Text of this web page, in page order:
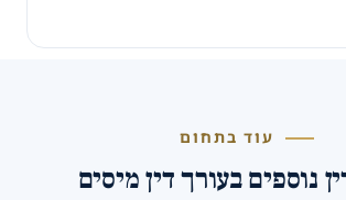
עוד בתחום
נוספים בעורך דין מיסים